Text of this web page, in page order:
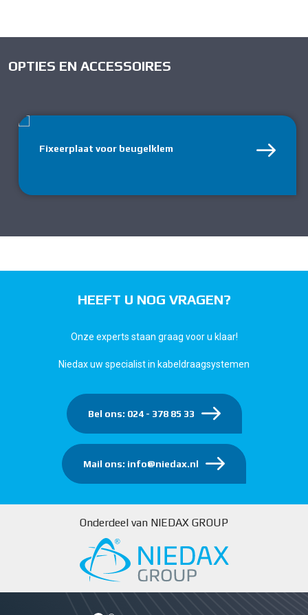
OPTIES EN ACCESSOIRES
Fixeerplaat voor beugelklem
HEEFT U NOG VRAGEN?
Onze experts staan graag voor u klaar!
Niedax uw specialist in kabeldraagsystemen
Bel ons: 024 - 378 85 33
Mail ons: info@niedax.nl
Onderdeel van NIEDAX GROUP